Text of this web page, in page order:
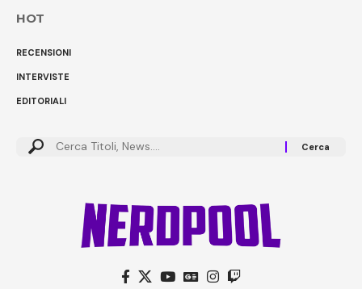
HOT
RECENSIONI
INTERVISTE
EDITORIALI
Cerca: